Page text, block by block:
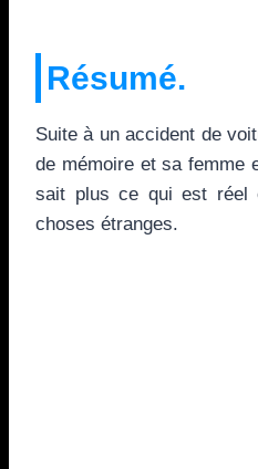
Résumé.
Suite à un accident de
de mémoire et sa femme
sait plus ce qui est
choses étranges.